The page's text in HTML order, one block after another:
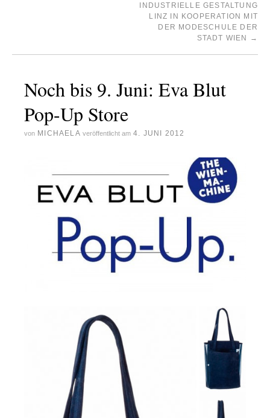
INDUSTRIELLE GESTALTUNG
LINZ IN KOOPERATION MIT
DER MODESCHULE DER
STADT WIEN
→
Noch bis 9. Juni: Eva Blut
Pop-Up Store
von MICHAELA veröffentlicht am 4. JUNI 2012